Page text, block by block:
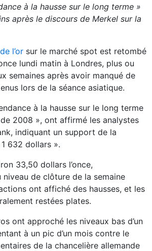
à la hausse sur le long terme »
après le discours de Merkel sur la
l’or sur le marché spot est retombé
lundi matin à Londres, plus ou
semaines après avoir manqué de
lors de la séance asiatique.
à la hausse sur le long terme
2008 », ont affirmé les analystes
indiquant un support de la
632 dollars ».
33,50 dollars l’once,
de clôture de la semaine
ont affiché des hausses, et les
restées plates.
ont approché les niveaux bas d’un
à un pic d’un mois contre le
de la chancelière allemande